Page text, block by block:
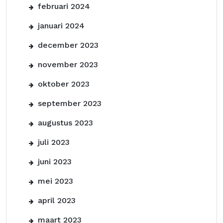
februari 2024
januari 2024
december 2023
november 2023
oktober 2023
september 2023
augustus 2023
juli 2023
juni 2023
mei 2023
april 2023
maart 2023